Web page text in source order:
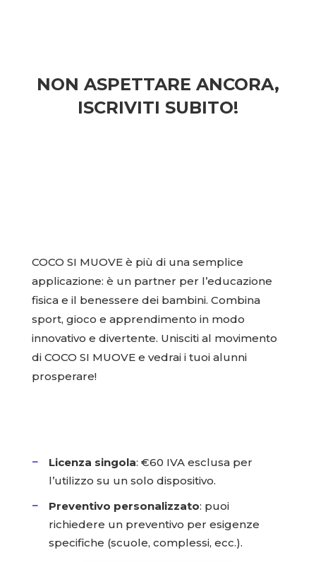
NON ASPETTARE ANCORA,
ISCRIVITI SUBITO!
COCO SI MUOVE è più di una semplice
applicazione: è un partner per l’educazione
fisica e il benessere dei bambini. Combina
sport, gioco e apprendimento in modo
innovativo e divertente. Unisciti al movimento
di COCO SI MUOVE e vedrai i tuoi alunni
prosperare!
Licenza singola: €60 IVA esclusa per
l’utilizzo su un solo dispositivo.
Preventivo personalizzato: puoi
richiedere un preventivo per esigenze
specifiche (scuole, complessi, ecc.).